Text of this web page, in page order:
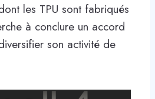
les TPU sont fabriqués
à conclure un accord
son activité de